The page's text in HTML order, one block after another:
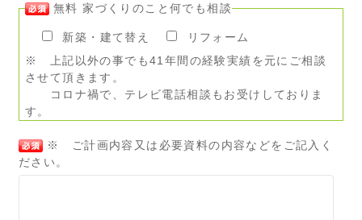
無料 家づくりのこと何でも相談
新築・建て替え
リフォーム
※ 上記以外の事でも41年間の経験実績を元にご相談
させて頂きます。
コロナ禍で、テレビ電話相談もお受けしておりま
す。
※ ご計画内容又は必要資料の内容などをご記入く
ださい。